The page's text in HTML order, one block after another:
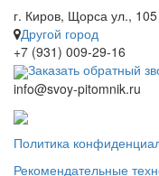
г. Киров, Щорса ул., 105
Другой город
+7 (931) 009-29-16
Заказать обратный
info@svoy-pitomnik.ru
Политика
Рекомендательные